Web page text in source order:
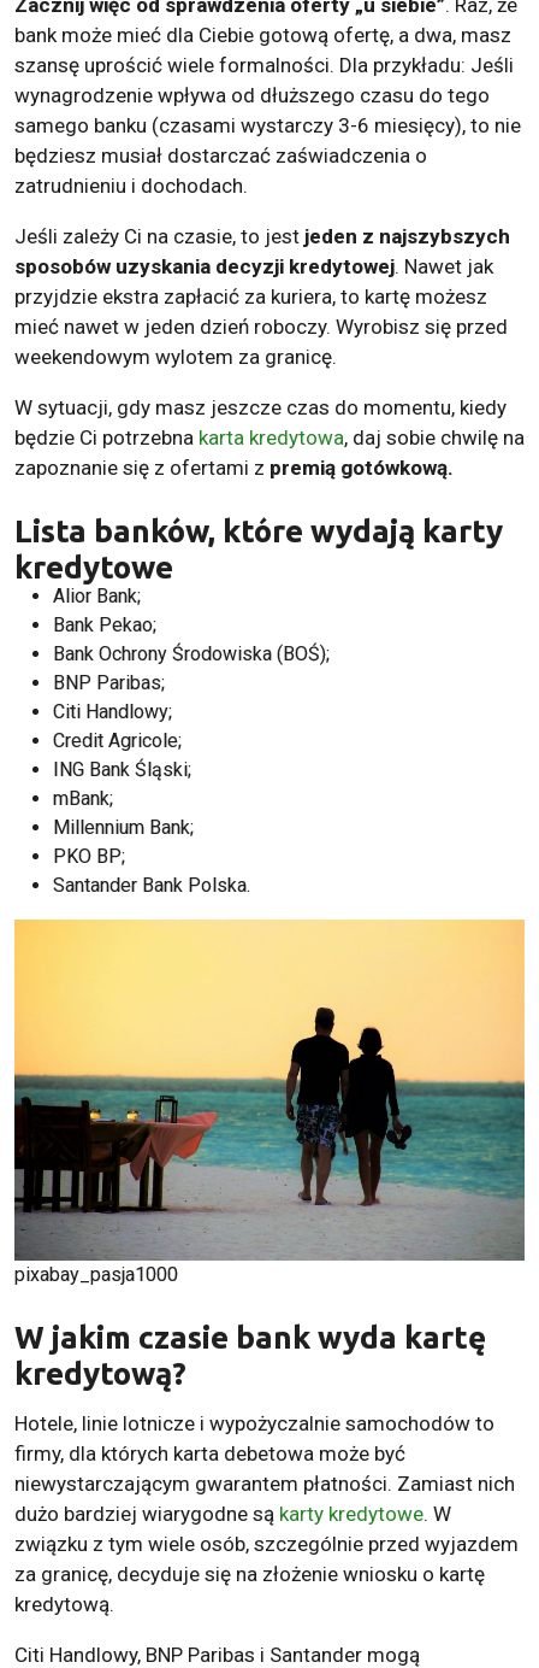
Zacznij więc od sprawdzenia oferty „u siebie”. Raz, że
bank może mieć dla Ciebie gotową ofertę, a dwa, masz
szansę uprościć wiele formalności. Dla przykładu: Jeśli
wynagrodzenie wpływa od dłuższego czasu do tego
samego banku (czasami wystarczy 3-6 miesięcy), to nie
będziesz musiał dostarczać zaświadczenia o
zatrudnieniu i dochodach.
Jeśli zależy Ci na czasie, to jest jeden z najszybszych
sposobów uzyskania decyzji kredytowej. Nawet jak
przyjdzie ekstra zapłacić za kuriera, to kartę możesz
mieć nawet w jeden dzień roboczy. Wyrobisz się przed
weekendowym wylotem za granicę.
W sytuacji, gdy masz jeszcze czas do momentu, kiedy
będzie Ci potrzebna karta kredytowa, daj sobie chwilę na
zapoznanie się z ofertami z premią gotówkową.
Lista banków, które wydają karty
kredytowe
Alior Bank;
Bank Pekao;
Bank Ochrony Środowiska (BOŚ);
BNP Paribas;
Citi Handlowy;
Credit Agricole;
ING Bank Śląski;
mBank;
Millennium Bank;
PKO BP;
Santander Bank Polska.
pixabay_pasja1000
W jakim czasie bank wyda kartę
kredytową?
Hotele, linie lotnicze i wypożyczalnie samochodów to
firmy, dla których karta debetowa może być
niewystarczającym gwarantem płatności. Zamiast nich
dużo bardziej wiarygodne są karty kredytowe. W
związku z tym wiele osób, szczególnie przed wyjazdem
za granicę, decyduje się na złożenie wniosku o kartę
kredytową.
Citi Handlowy, BNP Paribas i Santander mogą